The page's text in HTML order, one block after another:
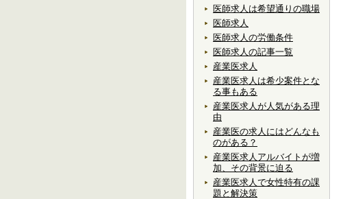
医師求人は希望通りの職場
医師求人
医師求人の労働条件
医師求人の記事一覧
産業医求人
産業医求人は希少案件とな
る事もある
産業医求人が人気がある理
由
産業医の求人にはどんなも
のがある？
産業医求人アルバイトが増
加、その背景に迫る
産業医求人で女性特有の課
題と解決策